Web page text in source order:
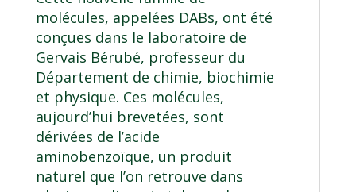
molécules, appelées DABs, ont été
conçues dans le laboratoire de
Gervais Bérubé, professeur du
Département de chimie, biochimie
et physique. Ces molécules,
aujourd’hui brevetées, sont
dérivées de l’acide
aminobenzoïque, un produit
naturel que l’on retrouve dans